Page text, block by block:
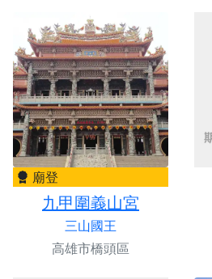
廟登
九甲圍義山宮
三山國王
高雄市橋頭區